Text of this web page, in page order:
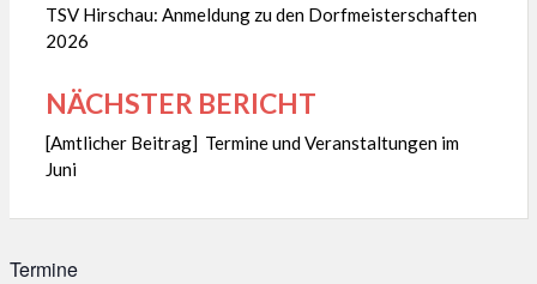
TSV Hirschau: Anmeldung zu den Dorfmeisterschaften
2026
NÄCHSTER BERICHT
[Amtlicher Beitrag] Termine und Veranstaltungen im
Juni
Termine